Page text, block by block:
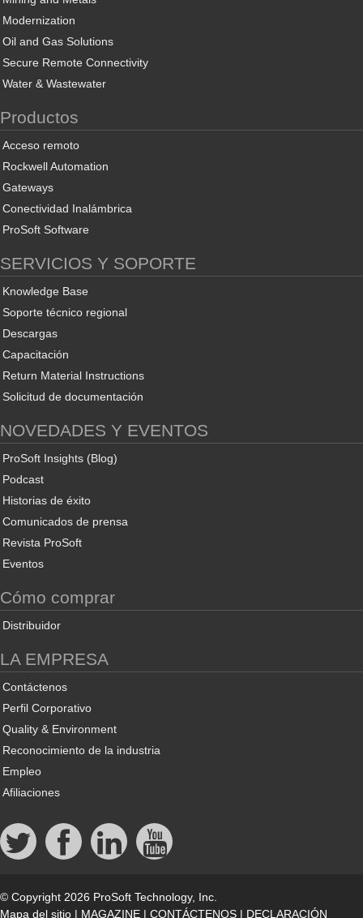
Modernization
Oil and Gas Solutions
Secure Remote Connectivity
Water & Wastewater
Productos
Acceso remoto
Rockwell Automation
Gateways
Conectividad Inalámbrica
ProSoft Software
SERVICIOS Y SOPORTE
Knowledge Base
Soporte técnico regional
Descargas
Capacitación
Return Material Instructions
Solicitud de documentación
NOVEDADES Y EVENTOS
ProSoft Insights (Blog)
Podcast
Historias de éxito
Comunicados de prensa
Revista ProSoft
Eventos
Cómo comprar
Distribuidor
LA EMPRESA
Contáctenos
Perfil Corporativo
Quality & Environment
Reconocimiento de la industria
Empleo
Afiliaciones
© Copyright 2026 ProSoft Technology, Inc.
Mapa del sitio | MAGAZINE | CONTÁCTENOS | DECLARACIÓN